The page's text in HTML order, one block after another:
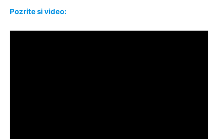
Pozrite si video: